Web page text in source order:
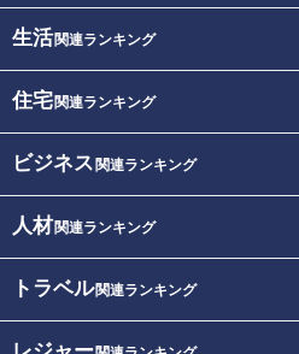
生活関連ランキング
住宅関連ランキング
ビジネス 関連ランキング
人材関連ランキング
トラベル関連ランキング